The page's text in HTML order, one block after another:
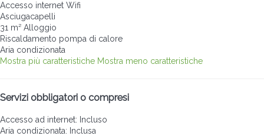
Accesso internet Wifi
Asciugacapelli
31 m² Alloggio
Riscaldamento pompa di calore
Aria condizionata
Mostra più caratteristiche Mostra meno caratteristiche
Servizi obbligatori o compresi
Accesso ad internet: Incluso
Aria condizionata: Inclusa